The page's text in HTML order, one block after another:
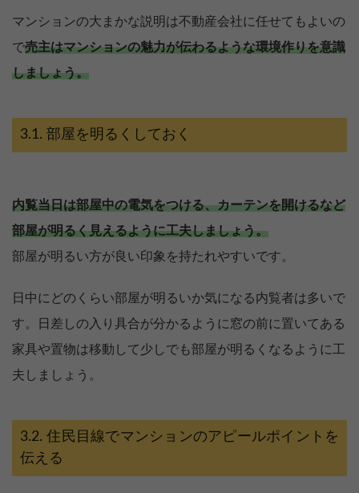
マンションの大まかな説明は不動産会社に任せてもよいの
で売主はマンションの魅力が伝わるような環境作りを意識
しましょう。
部屋を明るくしておく
内覧当日は部屋中の電気をつける、カーテンを開けるなど
部屋が明るく見えるように工夫しましょう。
部屋が明るい方が良い印象を持たれやすいです。
日中にどのくらい部屋が明るいか気になる内覧者は多いで
す。日差しの入り具合が分かるように窓の前に置いてある
家具や置物は移動して少しでも部屋が明るくなるように工
夫しましょう。
住民目線でマンションのアピールポイントを
伝える